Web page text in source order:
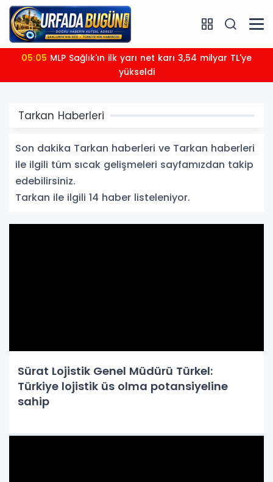
05:05
yükseldi
Tarkan Haberleri
Son dakika Tarkan haberleri ve Tarkan haberleri
ile ilgili tüm sıcak gelişmeleri sayfamızdan takip
edebilirsiniz.
Tarkan ile ilgili 14 haber listeleniyor.
Sürat Lojistik Genel Müdürü Türkel:
Türkiye lojistik üs olma potansiyeline
sahip